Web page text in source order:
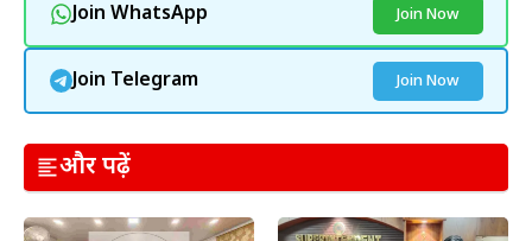
Join WhatsApp Join Now
Join Telegram Join Now
और पढ़ें